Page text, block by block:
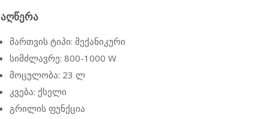
ᲐᲦᲬᲔᲠᲐ
მართვის ტიპი: მექანიკური
სიმძლავრე: 800-1000 W
მოცულობა: 23 ლ
კვება: ქსელი
გრილის ფუნქცია